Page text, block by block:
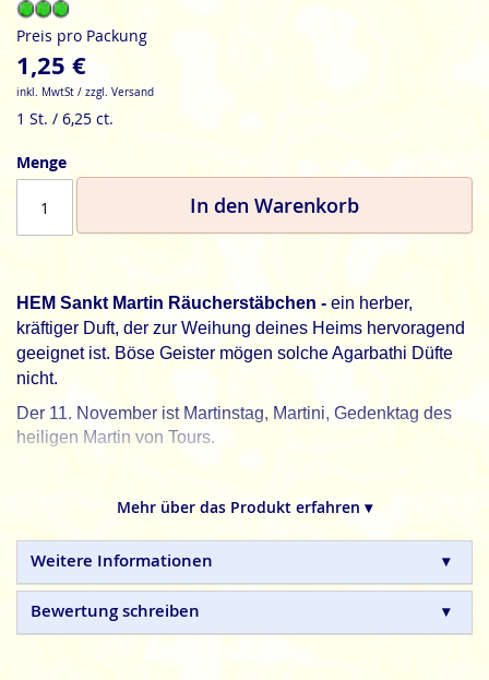
Preis pro Packung
1,25 €
inkl. MwtSt / zzgl. Versand
1 St. / 6,25 ct.
Menge
In den Warenkorb
HEM Sankt Martin Räucherstäbchen - ein herber,
kräftiger Duft, der zur Weihung deines Heims hervoragend
geeignet ist. Böse Geister mögen solche Agarbathi Düfte
nicht.
Der 11. November ist Martinstag, Martini, Gedenktag des
heiligen Martin von Tours.
indische Räucherstäbchen sind in Handarbeit
petrochemische Zusätze.
Mehr über das Produkt erfahren ▾
Weitere Informationen
Bewertung schreiben